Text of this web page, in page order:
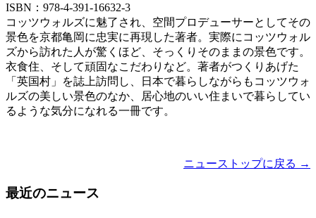
ISBN：978-4-391-16632-3
コッツウォルズに魅了され、空間プロデューサーとしてその
景色を京都亀岡に忠実に再現した著者。実際にコッツウォル
ズから訪れた人が驚くほど、そっくりそのままの景色です。
衣食住、そして頑固なこだわりなど。著者がつくりあげた
「英国村」を誌上訪問し、日本で暮らしながらもコッツウォ
ルズの美しい景色のなか、居心地のいい住まいで暮らしてい
るような気分になれる一冊です。
ニューストップに戻る →
最近のニュース